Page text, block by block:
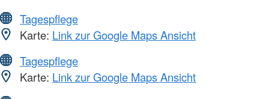
Tagespflege
Karte: Link zur Google Maps Ansicht
Tagespflege
Karte: Link zur Google Maps Ansicht